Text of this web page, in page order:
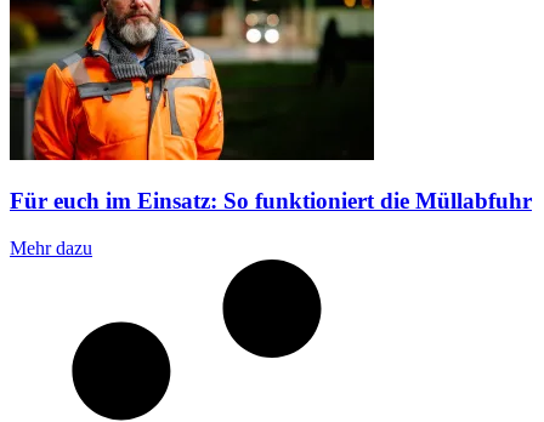
Für euch im Einsatz: So funktioniert die Müllabfuhr
Mehr dazu